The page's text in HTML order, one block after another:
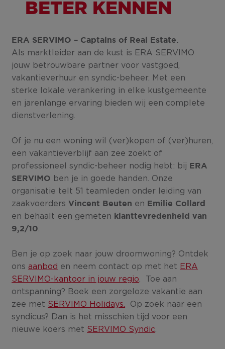
BETER KENNEN
ERA SERVIMO – Captains of Real Estate.
Als marktleider aan de kust is ERA SERVIMO
jouw betrouwbare partner voor vastgoed,
vakantieverhuur en syndic-beheer. Met een
sterke lokale verankering in elke kustgemeente
en jarenlange ervaring bieden wij een complete
dienstverlening.
Of je nu een woning wil (ver)kopen of (ver)huren,
een vakantieverblijf aan zee zoekt of
professioneel syndic-beheer nodig hebt: bij
ERA
SERVIMO ben je in goede handen. Onze
organisatie telt 51 teamleden onder leiding van
zaakvoerdersVincent Beuten en Emilie Collard
en behaalt een gemeten klanttevredenheid van
9,2/10
Ben je op zoek naar jouw droomwoning? Ontdek
ons aanbod en neem contact op met het ERA
SERVIMO-kantoor in jouw regio . Toe aan
ontspanning? Boek een zorgeloze vakantie aan
zee met SERVIMO Holidays.
Op zoek naar een
syndicus? Dan is het misschien tijd voor een
nieuwe koers met SERVIMO Syndic